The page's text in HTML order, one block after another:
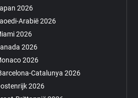
2026
Arabië 2026
2026
2026
2026
Catalunya 2026
2026